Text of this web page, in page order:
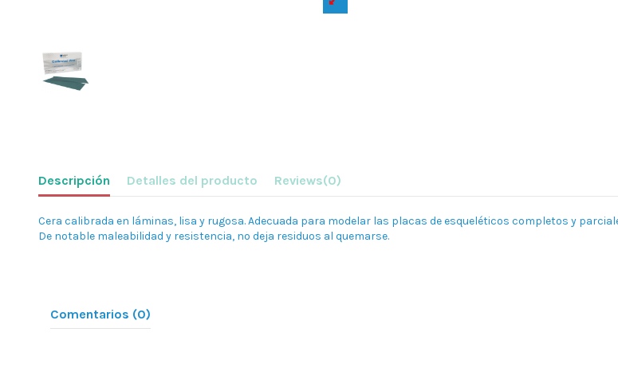
Descripción Detalles del producto Reviews(0)
Cera calibrada en láminas, lisa y rugosa. Adecuada para modelar las placas de esqueléticos completos y
De notable maleabilidad y resistencia, no deja residuos al quemarse.
Comentarios (0)